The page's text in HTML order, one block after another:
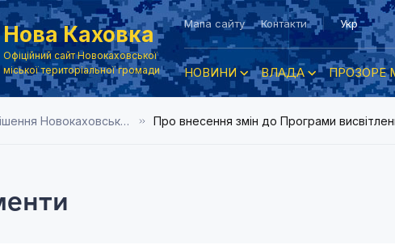
Нова Каховка
Офіційний сайт Новокаховської
міської територіальної громади
Мапа сайту Контакти Укр
НОВИНИ ВЛАДА ПРОЗОРЕ
Рішення Новокаховської міської ради 2020 рік Про внесення змін до Програми